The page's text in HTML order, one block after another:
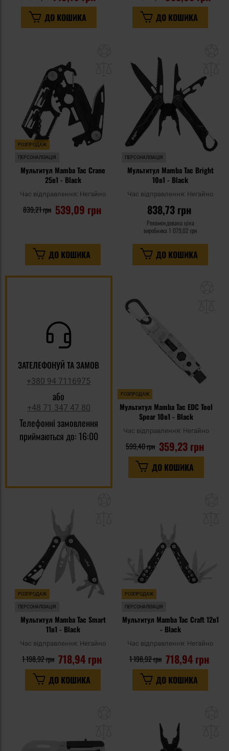
ДО КОШИКА ДО КОШИКА
списку
уподобань
РОЗПРОДАЖ
ПЕРСОНАЛІЗАЦІЯ
Мультитул Mamba Tac Crane
25в1 - Black
Час відправлення: Негайно
539,09 грн
839,21 грн
ДО КОШИКА
ПЕРСОНАЛІЗАЦІЯ
Мультитул Mamba Tac Bright
10в1 - Black
Час відправлення: Негайно
838,73 грн
Рекомендована ціна
виробника 1 079,02 грн
ДО КОШИКА
ЗАТЕЛЕФОНУЙ ТА ЗАМОВ
+380 94 7116975
або
+48 71 347 47 80
Телефонні замовлення
приймаються до: 16:00
РОЗПРОДАЖ
Мультитул Mamba Tac EDC Tool
Spear 10в1 - Black
Час відправлення: Негайно
359,23 грн
599,40 грн
ДО КОШИКА
РОЗПРОДАЖ
ПЕРСОНАЛІЗАЦІЯ
Мультитул Mamba Tac Smart
11в1 - Black
Час відправлення: Негайно
718,94 грн
1 198,92 грн
ДО КОШИКА
РОЗПРОДАЖ
ПЕРСОНАЛІЗАЦІЯ
Мультитул Mamba Tac Craft 12в1
- Black
Час відправлення: Негайно
718,94 грн
1 198,92 грн
ДО КОШИКА